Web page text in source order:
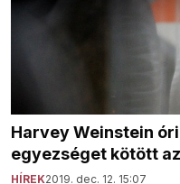
Harvey Weinstein
egyezséget kötött
HÍREK2019. dec. 12. 15:07